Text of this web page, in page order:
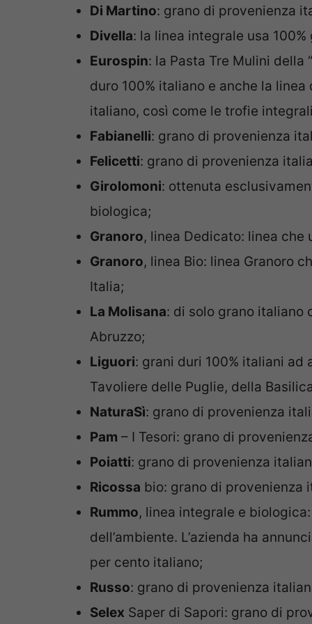
Di Martino: grano di provenienza
Divella: la linea integrale usa
Eurospin: la Pasta Tre Mulini della
duro 100% italiano e anche la
italiano, così come le trofie
Fabianelli: grano di provenienza
Felicetti: grano di provenienza
Girolomoni: ottenuta
biologica;
Granoro, linea Dedicato: linea che
Granoro, linea Bio: linea Granoro
Italia;
La Molisana: di solo grano italiano
Abruzzo;
Liguori: grani duri 100% italiani
Tavoliere delle Puglie, della
NaturaSì: grano di provenienza
Pam – I Tesori: grano di
Poiatti: grano di provenienza
Ricossa bio: grano di provenienza
Rummo, linea integrale e
dell’ambiente. L’azienda ha
per cento italiano;
Russo: grano di provenienza
Selex Saper di Sapori: grano di